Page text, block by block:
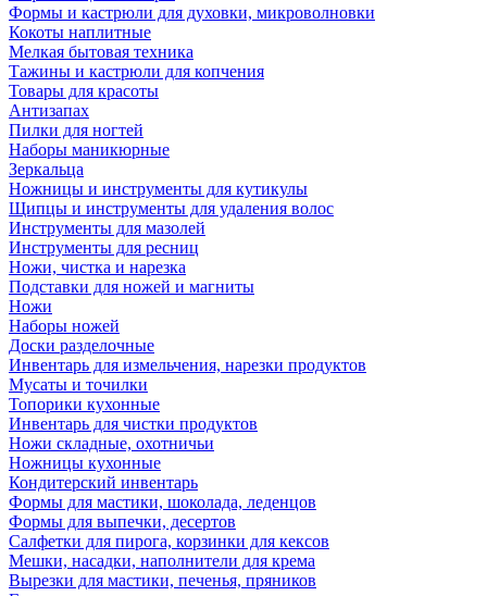
Формы и кастрюли для духовки, микроволновки
Кокоты наплитные
Мелкая бытовая техника
Тажины и кастрюли для копчения
Товары для красоты
Антизапах
Пилки для ногтей
Наборы маникюрные
Зеркальца
Ножницы и инструменты для кутикулы
Щипцы и инструменты для удаления волос
Инструменты для мазолей
Инструменты для ресниц
Ножи, чистка и нарезка
Подставки для ножей и магниты
Ножи
Наборы ножей
Доски разделочные
Инвентарь для измельчения, нарезки продуктов
Мусаты и точилки
Топорики кухонные
Инвентарь для чистки продуктов
Ножи складные, охотничьи
Ножницы кухонные
Кондитерский инвентарь
Формы для мастики, шоколада, леденцов
Формы для выпечки, десертов
Салфетки для пирога, корзинки для кексов
Мешки, насадки, наполнители для крема
Вырезки для мастики, печенья, пряников